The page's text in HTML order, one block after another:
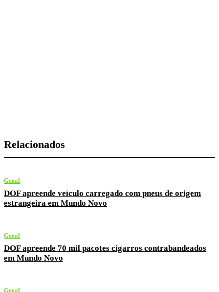
Relacionados
Geral
DOF apreende veículo carregado com pneus de origem
estrangeira em Mundo Novo
Geral
DOF apreende 70 mil pacotes cigarros contrabandeados
em Mundo Novo
Geral